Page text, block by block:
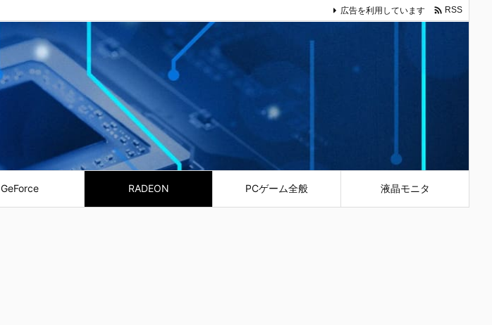
GeForce RADEON PCゲーム全般 液晶モニタ
広告を利用しています  RSS